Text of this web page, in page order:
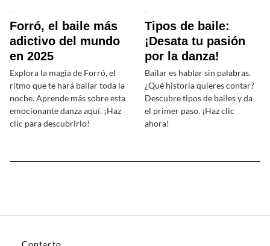
Forró, el baile más
adictivo del mundo
en 2025
Explora la magia de Forró, el
ritmo que te hará bailar toda la
noche. Aprende más sobre esta
emocionante danza aquí. ¡Haz
clic para descubrirlo!
Tipos de baile:
¡Desata tu pasión
por la danza!
Bailar es hablar sin palabras.
¿Qué historia quieres contar?
Descubre tipos de bailes y da
el primer paso. ¡Haz clic
ahora!